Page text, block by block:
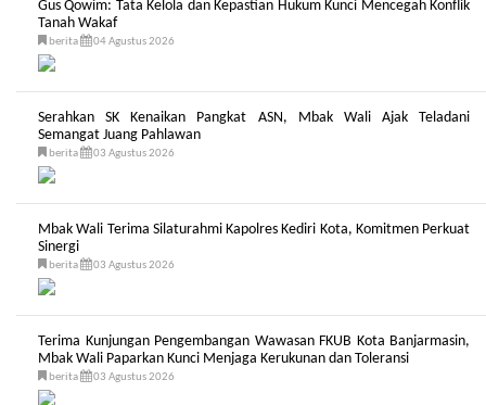
Gus Qowim: Tata Kelola dan Kepastian Hukum Kunci Mencegah Konflik
Tanah Wakaf
berita 04 Agustus 2026
Serahkan SK Kenaikan Pangkat ASN, Mbak Wali Ajak Teladani
Semangat Juang Pahlawan
berita 03 Agustus 2026
Mbak Wali Terima Silaturahmi Kapolres Kediri Kota, Komitmen Perkuat
Sinergi
berita 03 Agustus 2026
Terima Kunjungan Pengembangan Wawasan FKUB Kota Banjarmasin,
Mbak Wali Paparkan Kunci Menjaga Kerukunan dan Toleransi
berita 03 Agustus 2026